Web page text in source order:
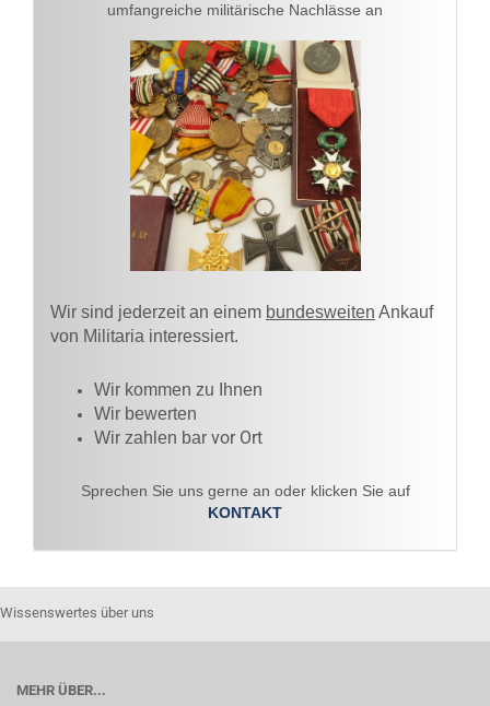
umfangreiche militärische Nachlässe an
Wir sind jederzeit an einem bundesweiten Ankauf
von Militaria interessiert.
Wir kommen zu Ihnen​
Wir bewerten
Wir zahlen bar vor Ort
Sprechen Sie uns gerne an oder klicken Sie auf
KONTAKT
Wissenswertes über uns
MEHR ÜBER...